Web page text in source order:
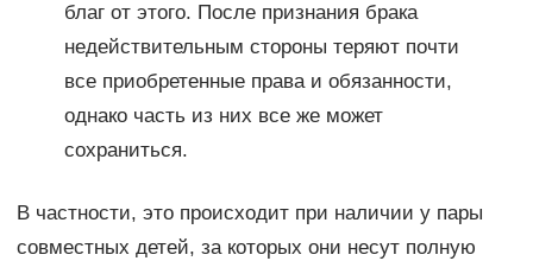
благ от этого. После признания брака
недействительным стороны теряют почти
все приобретенные права и обязанности,
однако часть из них все же может
сохраниться.
В частности, это происходит при наличии у пары
совместных детей, за которых они несут полную